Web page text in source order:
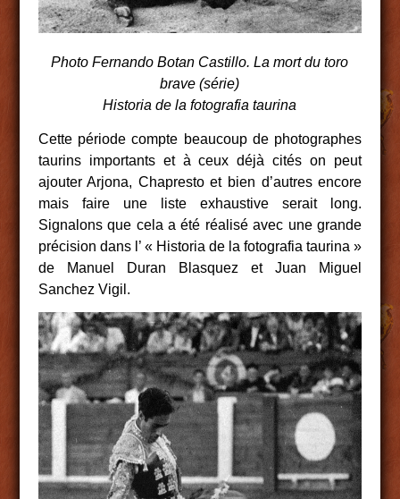
Photo Fernando Botan Castillo. La mort du toro
brave (série)
Historia de la fotografia taurina
Cette période compte beaucoup de photographes
taurins importants et à ceux déjà cités on peut
ajouter Arjona, Chapresto et bien d’autres encore
mais faire une liste exhaustive serait long.
Signalons que cela a été réalisé avec une grande
précision dans l’ « Historia de la fotografia taurina »
de Manuel Duran Blasquez et Juan Miguel
Sanchez Vigil.